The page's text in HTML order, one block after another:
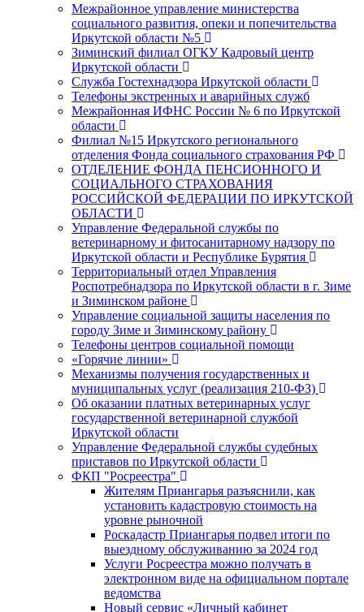
Межрайонное управление министерства
социального развития, опеки и попечительства
Иркутской области №5
Зиминский филиал ОГКУ Кадровый центр
Иркутской области
Служба Гостехнадзора Иркутской области
Телефоны экстренных и аварийных служб
Межрайонная ИФНС России № 6 по Иркутской
области
Филиал №15 Иркутского регионального
отделения Фонда социального страхования РФ
ОТДЕЛЕНИЕ ФОНДА ПЕНСИОННОГО И
СОЦИАЛЬНОГО СТРАХОВАНИЯ
РОССИЙСКОЙ ФЕДЕРАЦИИ ПО ИРКУТСКОЙ
ОБЛАСТИ
Управление Федеральной службы по
ветеринарному и фитосанитарному надзору по
Иркутской области и Республике Бурятия
Территориальный отдел Управления
Роспотребнадзора по Иркутской области в г. Зиме
и Зиминском районе
Управление социальной защиты населения по
городу Зиме и Зиминскому району
Телефоны центров социальной помощи
«Горячие линии»
Механизмы получения государственных и
муниципальных услуг (реализация 210-ФЗ)
Об оказании платных ветеринарных услуг
государственной ветеринарной службой
Иркутской области
Управление Федеральной службы судебных
приставов по Иркутской области
ФКП "Росреестра"
Жителям Приангарья разъяснили, как
установить кадастровую стоимость на
уровне рыночной
Роскадастр Приангарья подвел итоги по
выездному обслуживанию за 2024 год
Услуги Росреестра можно получать в
электронном виде на официальном портале
ведомства
Новый сервис «Личный кабинет